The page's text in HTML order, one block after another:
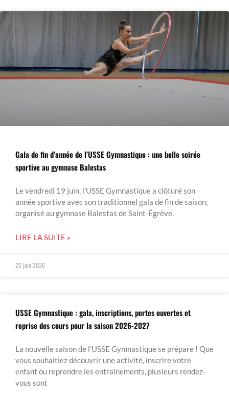
Gala de fin d’année de l’USSE Gymnastique : une belle soirée
sportive au gymnase Balestas
Le vendredi 19 juin, l’USSE Gymnastique a clôturé son
année sportive avec son traditionnel gala de fin de saison,
organisé au gymnase Balestas de Saint-Égrève.
LIRE LA SUITE »
25 juin 2026
USSE Gymnastique : gala, inscriptions, portes ouvertes et
reprise des cours pour la saison 2026-2027
La nouvelle saison de l’USSE Gymnastique se prépare ! Que
vous souhaitiez découvrir une activité, inscrire votre
enfant ou reprendre les entraînements, plusieurs rendez-
vous sont